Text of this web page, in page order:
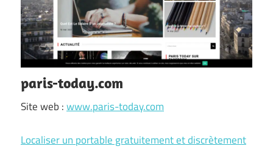
paris-today.com
Site web :www.paris-today.com
Localiser un portable gratuitement et discrètement